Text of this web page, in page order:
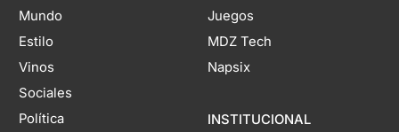
Mundo
Estilo
Vinos
Sociales
Política
Juegos
MDZ Tech
Napsix
INSTITUCIONAL